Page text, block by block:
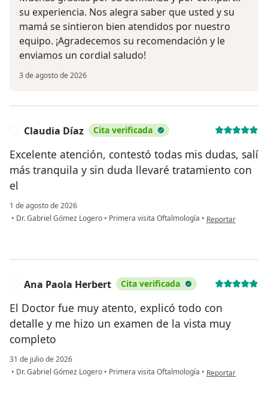
su experiencia. Nos alegra saber que usted y su
mamá se sintieron bien atendidos por nuestro
equipo. ¡Agradecemos su recomendación y le
enviamos un cordial saludo!
3 de agosto de 2026
Claudia Díaz Cita verificada
Excelente atención, contestó todas mis dudas, salí
más tranquila y sin duda llevaré tratamiento con
el
1 de agosto de 2026
• Dr. Gabriel Gómez Logero • Primera visita Oftalmología • en opinión del
Reportar
Ana Paola Herbert Cita verificada
El Doctor fue muy atento, explicó todo con
detalle y me hizo un examen de la vista muy
completo
31 de julio de 2026
• Dr. Gabriel Gómez Logero • Primera visita Oftalmología • en opinión del
Reportar